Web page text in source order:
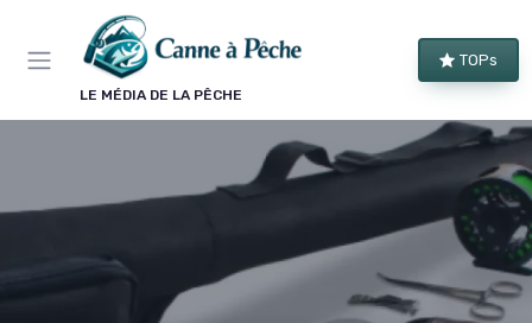
LE MÉDIA DE LA PÊCHE
TOPs
Panneau de gestion des cookies